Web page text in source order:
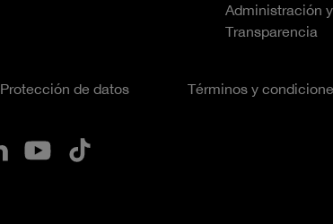
Administración
Transparencia
Protección de datos Términos y